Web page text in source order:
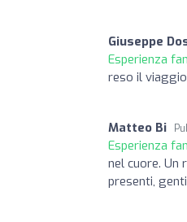
Giuseppe
Esperienza
reso il
Matteo Bi
Esperienza
nel cuore. Un
presenti,